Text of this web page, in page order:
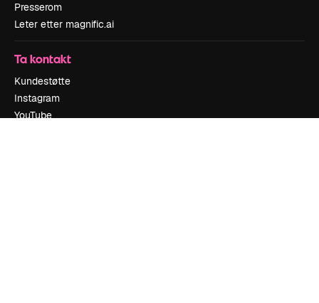
Presserom
Leter etter magnific.ai
Ta kontakt
Kundestøtte
Instagram
YouTube